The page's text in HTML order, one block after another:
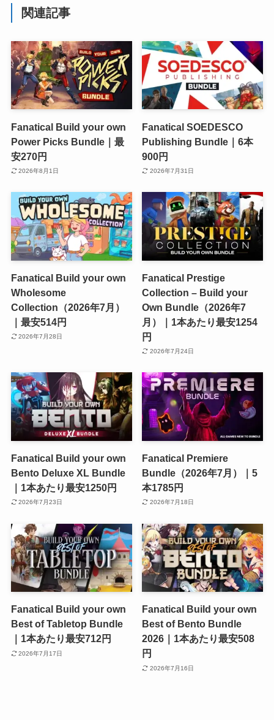
関連記事
Fanatical Build your own
Power Picks Bundle｜最
安270円
2026年8月1日
Fanatical SOEDESCO
Publishing Bundle｜6本
900円
2026年7月31日
Fanatical Build your own
Wholesome
Collection（2026年7月）
｜最安514円
2026年7月28日
Fanatical Prestige
Collection – Build your
Own Bundle（2026年7
月）｜1本あたり最安1254
円
2026年7月24日
Fanatical Build your own
Bento Deluxe XL Bundle
｜1本あたり最安1250円
2026年7月23日
Fanatical Premiere
Bundle（2026年7月）｜5
本1785円
2026年7月18日
Fanatical Build your own
Best of Tabletop Bundle
｜1本あたり最安712円
2026年7月17日
Fanatical Build your own
Best of Bento Bundle
2026｜1本あたり最安508
円
2026年7月16日